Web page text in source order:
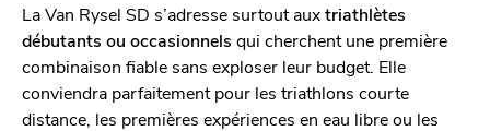
La Van Rysel SD s’adresse surtout auxtriathlètes
débutants ou occasionnels qui cherchent une première
combinaison fiable sans exploser leur budget. Elle
conviendra parfaitement pour les triathlons courte
distance, les premières expériences en eau libre ou les